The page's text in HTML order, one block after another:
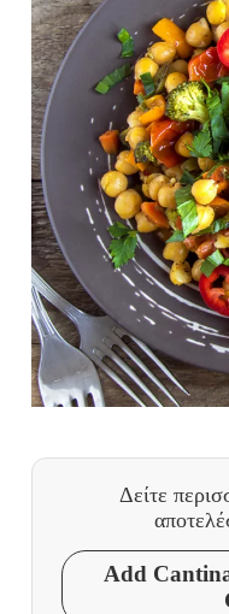
Δείτε
Add